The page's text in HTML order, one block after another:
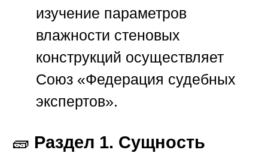
изучение параметров
влажности стеновых
конструкций осуществляет
Союз «Федерация судебных
экспертов».
🧱 Раздел 1. Сущность